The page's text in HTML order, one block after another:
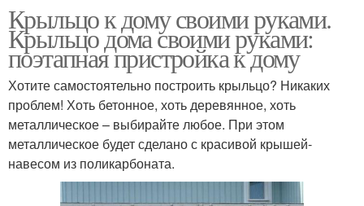
Крыльцо к дому своими руками.
Крыльцо дома своими руками:
поэтапная пристройка к дому
Хотите самостоятельно построить крыльцо? Никаких
проблем! Хоть бетонное, хоть деревянное, хоть
металлическое – выбирайте любое. При этом
металлическое будет сделано с красивой крышей-
навесом из поликарбоната.